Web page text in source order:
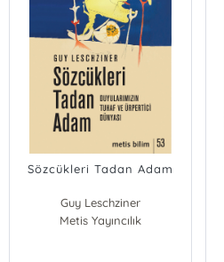
Sözcükleri Tadan Adam
Guy Leschziner
Metis Yayıncılık